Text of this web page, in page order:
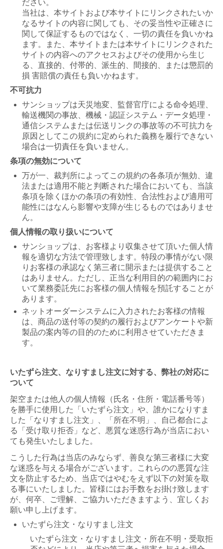
ださい。
当社は、本サイトおよび本サイトにリンクされたいか
なるサイトの内容に関しても、その妥当性や正確さに
関して保証するものではなく、一切の責任を負いかね
ます。また、本サイトまたは本サイトにリンクされた
サイトの内容へのアクセスおよびその使用から生じ
る、直接的、付帯的、派生的、間接的、または懲罰的
損 害賠償の責任も負いかねます。
不可抗力
サンショップは天災地変、監督官庁による命令処理、
輸送機関の事故、機械・認証システム・データ処理・
通信システムまたは伝送リンクの事故等の不可抗力を
原因としてこの規約に定められた義務を履行できない
場合は一切責任を負いません。
条項の無効について
万が一、裁判所によってこの規約の各条項が無効、違
法または適用不能と判断された場合においても、当該
条項を除くほかの条項の有効性、合法性および適用可
能性にはなんら影響や支障が生じるものではありませ
ん。
個人情報の取り扱いについて
サンショップは、お客様より収集させて頂いた個人情
報を適切な方法で管理致します。特段の事情がない限
りお客様の承認なく第三者に開示または提供すること
はありません。ただし、正当な利用目的の範囲内にお
いて業務委託先にお客様の個人情報を預託することが
あります。
ネットオーダーシステムに入力されたお客様の情報
は、商品の送付等の契約の履行およびアンケートや新
製品の案内等の目的のために利用させていただきま
す。
いたずら注文、なりすまし注文に対する、弊社の対応に
ついて
架空または他人の個人情報（氏名・住所・電話番号等）
を勝手に使用した「いたずら注文」や、誰かになりすま
した「なりすまし注文」、「所在不明」、自己都合によ
る「受け取り拒否」など、悪質な迷惑行為が当店におい
ても発生いたしました。
こうした行為は当店のみならず、善良な第三者様に大変
な迷惑を与える場合がございます。これらのの悪質な注
文を防止するため、当店ではやむをえず以下の対策を取
る事にいたしました。皆様にはお手数をお掛け致します
が、何卒、ご理解、ご協力いただきますよう、宜しくお
願い申し上げます。
いたずら注文・なりすまし注文
いたずら注文・なりすまし注文・所在不明・受取拒